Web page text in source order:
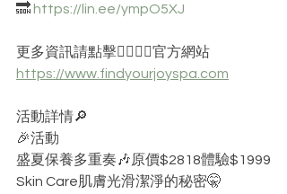
🔜 https://lin.ee/ympO5XJ
更多資訊請點擊👇🏻👇🏻官方網站
https://www.findyourjoyspa.com
活動詳情🔎
🎉活動
盛夏保養多重奏🎶原價$2818體驗$1999
Skin Care肌膚光滑潔淨的秘密🤫